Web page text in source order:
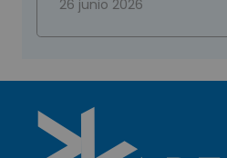
26 junio 2026